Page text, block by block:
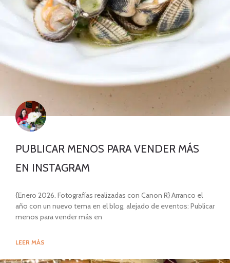
PUBLICAR MENOS PARA VENDER MÁS
EN INSTAGRAM
{Enero 2026. Fotografías realizadas con Canon R} Arranco el
año con un nuevo tema en el blog, alejado de eventos: Publicar
menos para vender más en
LEER MÁS